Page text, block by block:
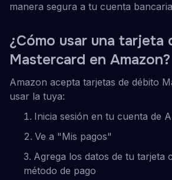
manera segura a tu cuenta
¿Cómo usar una tarjeta
Mastercard en Amazon?
Amazon acepta tarjetas de débito
usar la tuya:
Inicia sesión en tu cuenta de
Ve a "Mis pagos"
Agrega los datos de tu tarjeta
método de pago